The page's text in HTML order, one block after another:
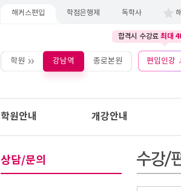
해커스편입 학점은행제 독학사
합격시 수강료 최대
학원 강남역 종로본원 편입인강
학원안내 개강안내
상담/문의